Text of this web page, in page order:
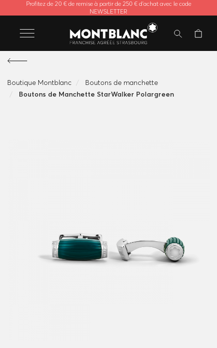
Profitez de 20 € de remise à partir de 250 € d'achat avec le code
NEWSLETTER
Boutique Montblanc
Boutons de manchette
Boutons de Manchette StarWalker Polargreen